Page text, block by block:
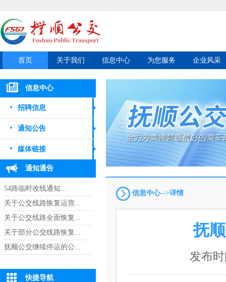
首页 关于我们 信息中心 为您服务 企业风采
信息中心
招聘信息
通知公告
媒体链接
通知通告
54路临时改线通知...
关于公交线路恢复运营...
关于公交线路全面恢复...
关于部分公交线路恢复...
抚顺公交继续停运的公...
快捷导航
信息中心-->详情
抚
发布